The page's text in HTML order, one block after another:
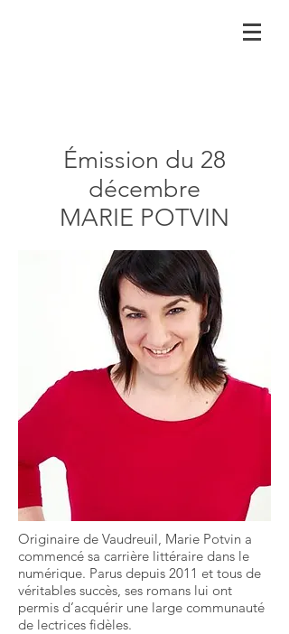
Émission du 28
décembre
MARIE POTVIN
Originaire de Vaudreuil, Marie Potvin a
commencé sa carrière littéraire dans le
numérique. Parus depuis 2011 et tous de
véritables succès, ses romans lui ont
permis d’acquérir une large communauté
de lectrices fidèles.